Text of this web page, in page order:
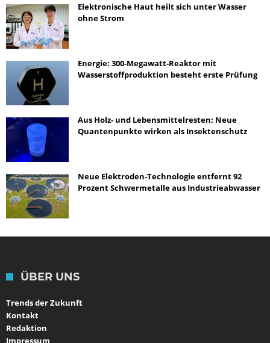
Elektronische Haut heilt sich unter Wasser
ohne Strom
Energie: 300-Megawatt-Reaktor mit
Wasserstoffproduktion besteht erste Prüfung
Aus Holz- und Lebensmittelresten: Neue
Quantenpunkte wirken als Insektenschutz
Neue Elektroden-Technologie entfernt 92
Prozent Schwermetalle aus Industrieabwasser
ÜBER UNS
Trends der Zukunft
Kontakt
Redaktion
Impressum